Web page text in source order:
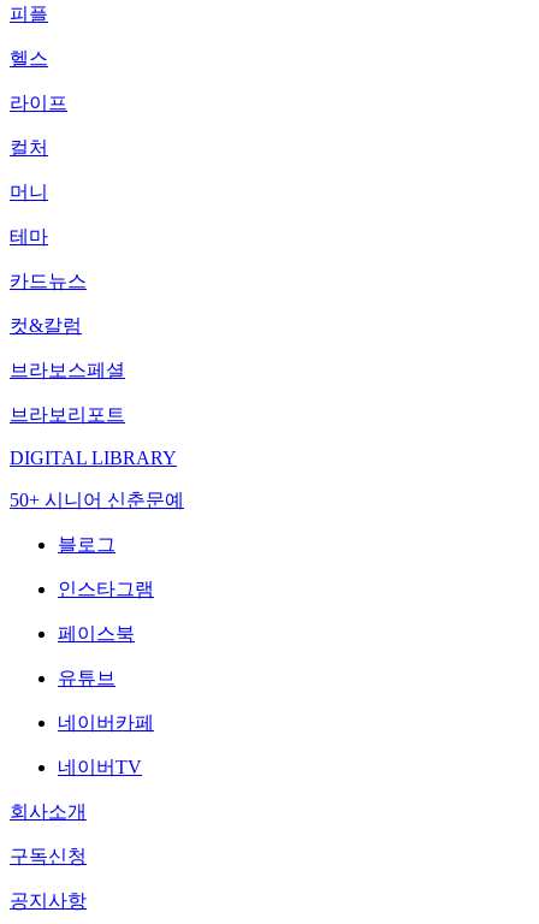
피플
헬스
라이프
컬처
머니
테마
카드뉴스
컷&칼럼
브라보스페셜
브라보리포트
DIGITAL LIBRARY
50+ 시니어 신춘문예
블로그
인스타그램
페이스북
유튜브
네이버카페
네이버TV
회사소개
구독신청
공지사항